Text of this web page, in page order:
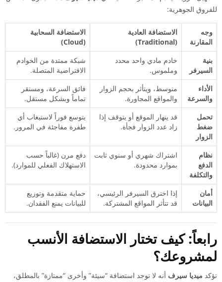
للفروق الجوهرية:
وجه
المقارنة
الاستضافة العادية
(Traditional)
الاستضافة السحابية
(Cloud)
بنية
السيرفر
خادم مادي واحد محدد
وملموس.
شبكة ممتدة من الخوادم
الافتراضية المتصلة.
الأداء
والسرعة
متوسط، ويتأثر بحجم الزوار
والمواقع المجاورة.
فائق السرعة، ومستقر
تماماً وبشكل مستقل.
تحمل
ضغط
الزوار
قد ينهار الموقع أو يتوقف إذا
زاد عدد الزوار فجأة.
يتوسع فوراً لاستيعاب أي
طفرة مفاجئة في المرور.
نظام
الدفع
والتكلفة
اشتراك شهري أو سنوي ثابت
بموارد محدودة.
دفع مرن (غالباً حسب
الاستهلاك الفعلي للموارد).
أمان
البيانات
إذا اخترق السيرفر الرئيسي،
قد تتأثر المواقع المشتركة.
حماية متقدمة وتوزيع
للبيانات يمنع الفقدان.
رابعاً: كيف تختار الاستضافة الأنسب
لمشروعك؟
تؤكد ميديا سيرف أنه لا توجد استضافة “سيئة” وأخرى “ممتازة” بالمطلق،